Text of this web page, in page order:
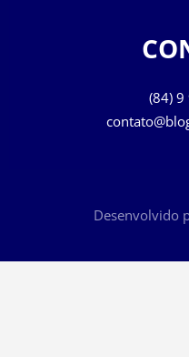
(84)
Desenvolvido